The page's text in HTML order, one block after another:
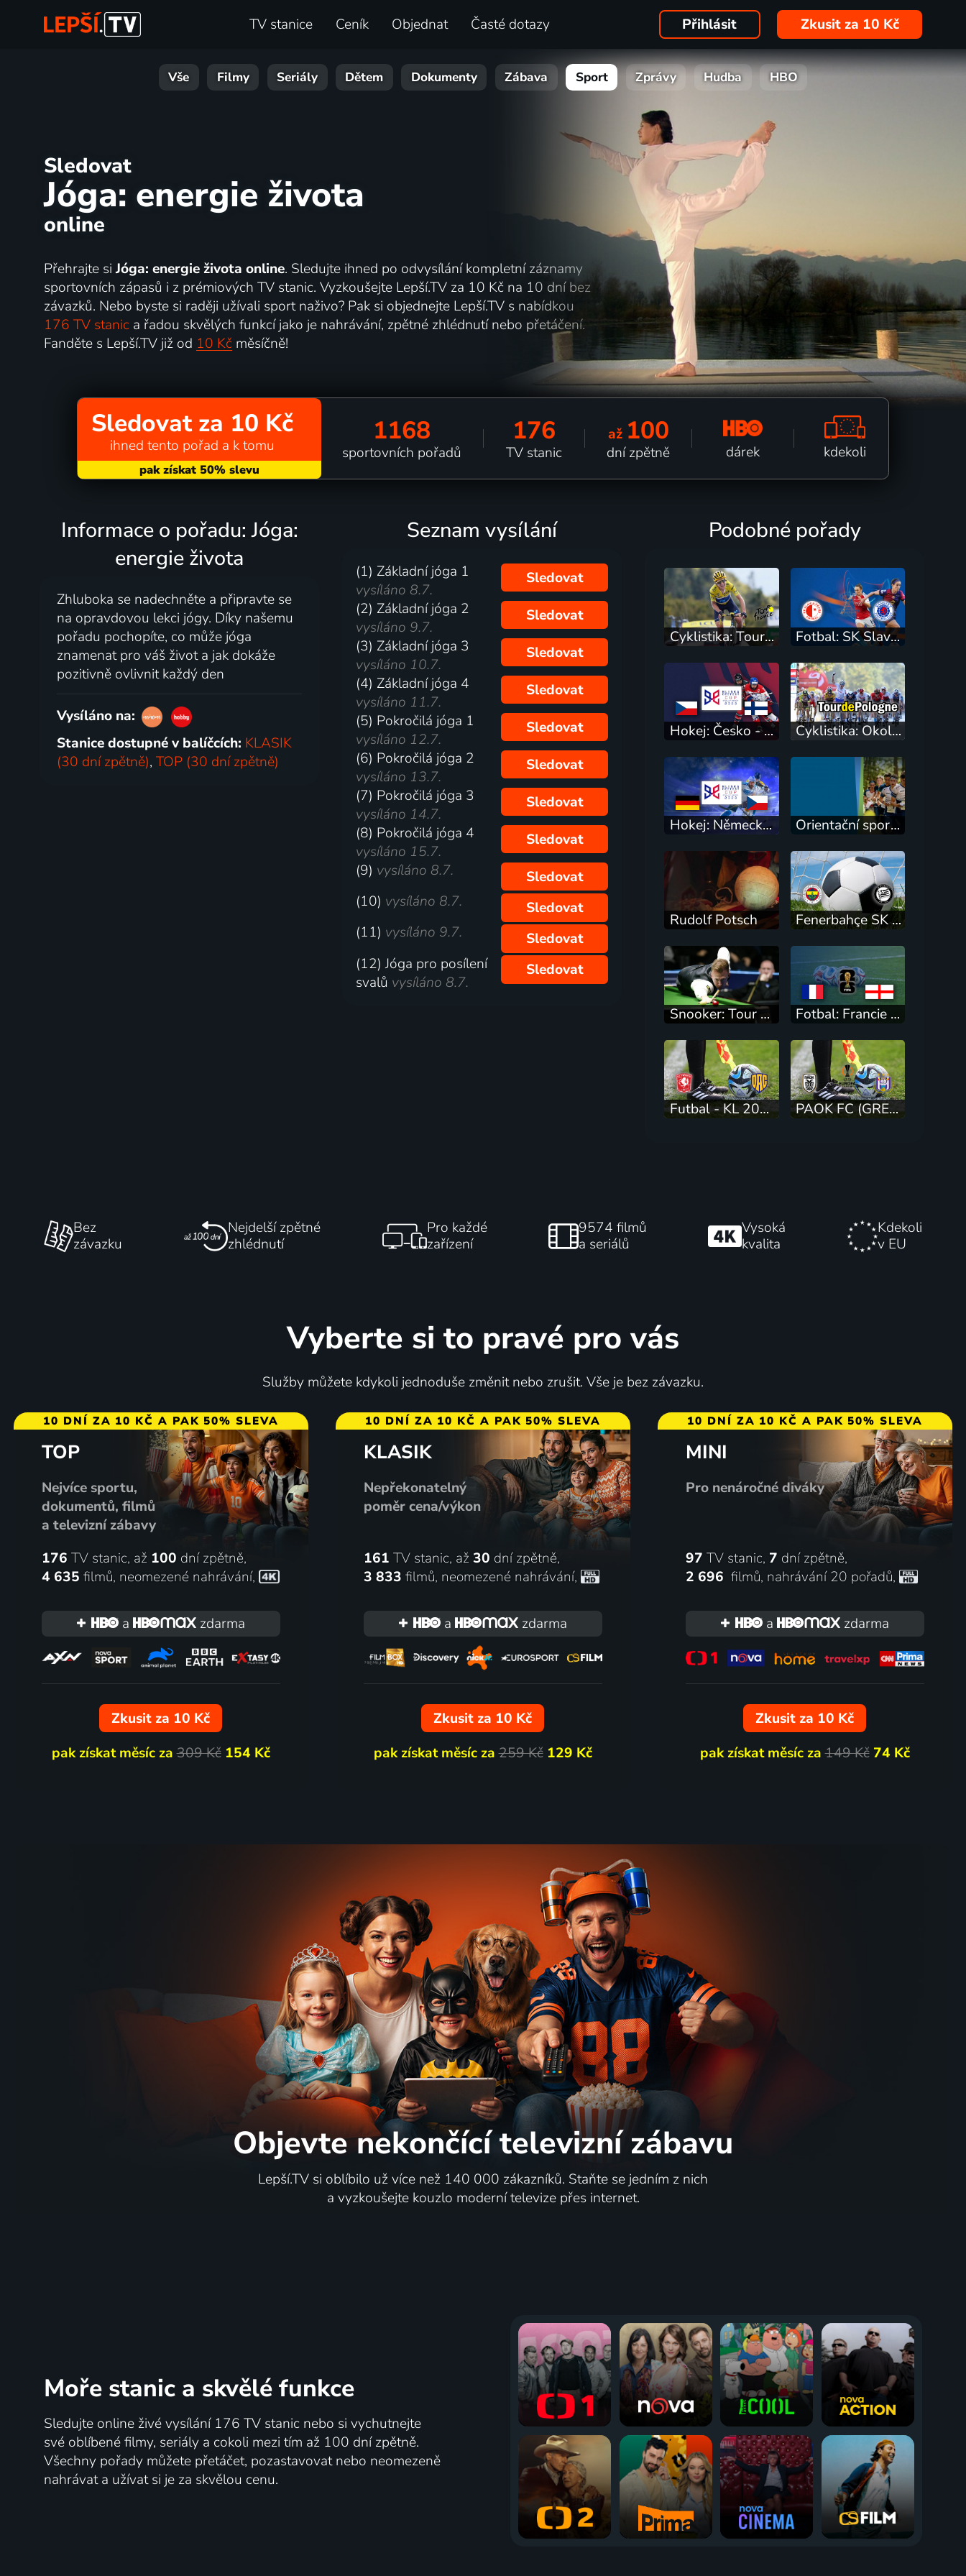
TV stanice Ceník Objednat Časté dotazy Přihlásit Zkusit za 10 Kč
Vše Filmy Seriály Dětem Dokumenty Zábava Sport Zprávy Hudba HBO
Sledovat
Jóga: energie života
online
Přehrajte siJóga: energie života online. Sledujte ihned po odvysílání kompletní záznamy
sportovních zápasů i z prémiových TV stanic. Vyzkoušejte Lepší.TV za 10 Kč na 10 dní bez
závazků. Nebo byste si raději užívali sport naživo? Pak si objednejte Lepší.TV s nabídkou
176 TV stanica řadou skvělých funkcí jako je nahrávání, zpětné zhlédnutí nebo přetáčení.
Fanděte s Lepší.TV již od 10 Kčměsíčně!
Sledovat za 10 Kč
ihned tento pořad a k tomu 1168
sportovních pořadů
176
TV stanic
až 100
dní zpětně dárek kdekoli
Informace o pořadu: Jóga:
energie života
Zhluboka se nadechněte a připravte se
na opravdovou lekci jógy. Díky našemu
pořadu pochopíte, co může jóga
znamenat pro váš život a jak dokáže
pozitivně ovlivnit každý den
Vysíláno na:
Stanice dostupné v balíčcích: KLASIK
(30 dní zpětně),TOP (30 dní zpětně)
Seznam vysílání
(1) Základní jóga 1
vysíláno 8.7.
Sledovat
(2) Základní jóga 2
vysíláno 9.7.
Sledovat
(3) Základní jóga 3
vysíláno 10.7.
Sledovat
(4) Základní jóga 4
vysíláno 11.7.
Sledovat
(5) Pokročilá jóga 1
vysíláno 12.7.
Sledovat
(6) Pokročilá jóga 2
vysíláno 13.7.
Sledovat
(7) Pokročilá jóga 3
vysíláno 14.7.
Sledovat
(8) Pokročilá jóga 4
vysíláno 15.7.
Sledovat
(9) vysíláno 8.7.
Sledovat
(10) vysíláno 8.7.
Sledovat
(11) vysíláno 9.7.
Sledovat
(12) Jóga pro posílení
svalů vysíláno 8.7.
Sledovat
Podobné pořady
Cyklistika: Tour de France žen Fotbal: SK Slavia Praha - Rangers FC
Hokej: Česko - Finsko Cyklistika: Okolo Polska
Hokej: Německo - Česko Orientační sport: SP Česko
Rudolf Potsch Fenerbahçe SK (TUR) - SK Sturm Graz (AUT)
Snooker: Tour Championship Fotbal: Francie - Anglie
Futbal - KL 2026/27: Twente Enschede - DAC Dunajská Streda (3. predkolo) PAOK FC (GRE) - RSC Anderlecht (BEL)
Bez
závazku
Nejdelší zpětné
zhlédnutí
Pro každé
zařízení
9574 filmů
a seriálů
Vysoká
kvalita
Kdekoli
v EU
Vyberte si to pravé pro vás
Služby můžete kdykoli jednoduše změnit nebo zrušit. Vše je bez závazku.
10 DNÍ ZA 10 KČ A PAK 50% SLEVA
TOP
Nejvíce sportu,
dokumentů, filmů
a televizní zábavy
176 TV stanic, až 100 dní zpětně,
4 635 filmů, neomezené nahrávání,
a zdarma
Zkusit za 10 Kč
pak získat měsíc za309 Kč 154 Kč
10 DNÍ ZA 10 KČ A PAK 50% SLEVA
KLASIK
Nepřekonatelný
poměr cena/výkon
161 TV stanic, až 30 dní zpětně,
3 833 filmů, neomezené nahrávání,
a zdarma
Zkusit za 10 Kč
pak získat měsíc za259 Kč 129 Kč
10 DNÍ ZA 10 KČ A PAK 50% SLEVA
MINI
Pro nenáročné diváky
97 TV stanic, 7 dní zpětně,
2 696 filmů, nahrávání 20 pořadů,
a zdarma
Zkusit za 10 Kč
pak získat měsíc za149 Kč 74 Kč
Objevte nekončící televizní zábavu
Lepší.TV si oblíbilo už více než 140 000 zákazníků. Staňte se jedním z nich
a vyzkoušejte kouzlo moderní televize přes internet.
Moře stanic a skvělé funkce
Sledujte online živé vysílání 176 TV stanic nebo si vychutnejte
své oblíbené filmy, seriály a cokoli mezi tím až 100 dní zpětně.
Všechny pořady můžete přetáčet, pozastavovat nebo neomezeně
nahrávat a užívat si je za skvělou cenu.